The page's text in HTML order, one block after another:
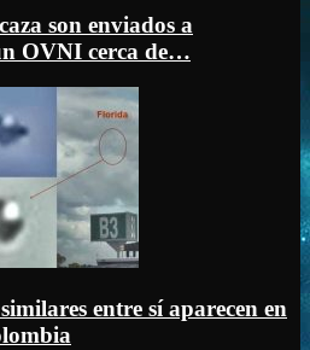
son enviados a
OVNI cerca de…
entre sí aparecen en